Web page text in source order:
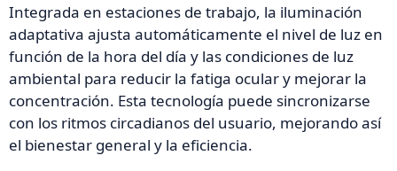
Integrada en estaciones de trabajo, la iluminación
adaptativa ajusta automáticamente el nivel de luz en
función de la hora del día y las condiciones de luz
ambiental para reducir la fatiga ocular y mejorar la
concentración. Esta tecnología puede sincronizarse
con los ritmos circadianos del usuario, mejorando así
el bienestar general y la eficiencia.